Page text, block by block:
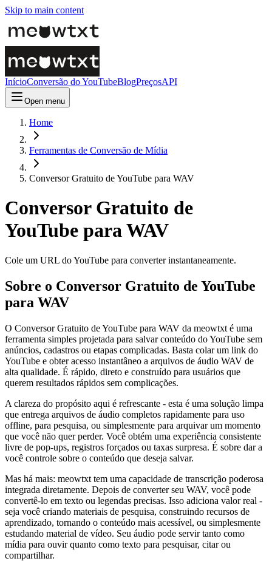
Skip to main content
InícioConversão do YouTubeBlogPreçosAPI
Open menu
Home
Ferramentas de Conversão de Mídia
Conversor Gratuito de YouTube para WAV
Conversor Gratuito de
YouTube para WAV
Cole um URL do YouTube para converter instantaneamente.
Sobre o Conversor Gratuito de YouTube
para WAV
O Conversor Gratuito de YouTube para WAV da meowtxt é uma
ferramenta simples projetada para salvar conteúdo do YouTube sem
anúncios, cadastros ou etapas complicadas. Basta colar um link do
YouTube e obter acesso instantâneo a arquivos de áudio WAV de
alta qualidade. É rápido, direto e construído para usuários que
querem resultados rápidos sem complicações.
A clareza do propósito aqui é refrescante - esta é uma solução limpa
que entrega arquivos de áudio completos rapidamente para uso
offline, para pesquisa, ou simplesmente para arquivar um momento
que você não quer perder. Você obtém uma experiência consistente
livre de pop-ups, registros forçados ou taxas surpresa. É sobre dar a
você controle sobre o conteúdo que deseja salvar.
Mas há mais: meowtxt tem uma capacidade de transcrição poderosa
integrada diretamente. Depois de converter seu WAV, você pode
convertê-lo em texto ou legendas precisas. Isso adiciona valor real -
seja você criando materiais de pesquisa, construindo recursos de
aprendizado, tornando o conteúdo mais acessível, ou simplesmente
estudando material de vídeo. Seu áudio pode servir tanto como
mídia para ouvir quanto como texto para pesquisar, citar ou
compartilhar.